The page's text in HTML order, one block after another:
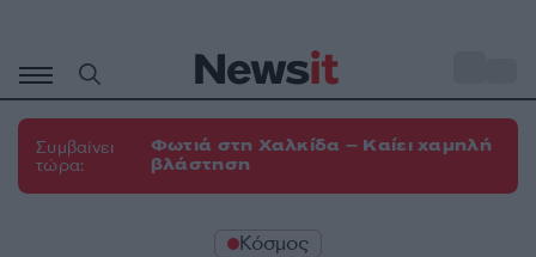
περιεχόμενο
Συμβαίνει
τώρα:
Φωτιά στη Χαλκίδα – Καίει χαμηλή
βλάστηση
Κόσμος